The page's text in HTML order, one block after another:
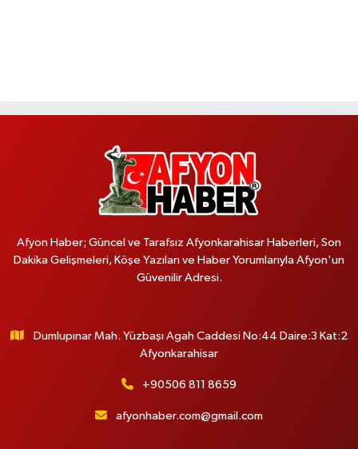
Afyon Haber; Güncel ve Tarafsız Afyonkarahisar Haberleri, Son
Dakika Gelişmeleri, Köşe Yazıları ve Haber Yorumlarıyla Afyon'un
Güvenilir Adresi.
Dumlupınar Mah. Yüzbaşı Agah Caddesi No:44 Daire:3 Kat:2
Afyonkarahisar
+90506 811 8659
afyonhaber.com@gmail.com